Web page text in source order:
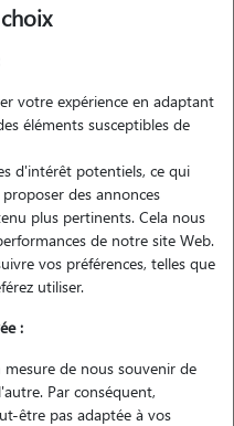
sans engagement
votre expérience en adaptant
éléments susceptibles de
d'intérêt potentiels, ce qui
des annonces
plus pertinents. Cela nous
de notre site Web.
vos préférences, telles que
utiliser.
:
mesure de nous souvenir de
Par conséquent,
être pas adaptée à vos